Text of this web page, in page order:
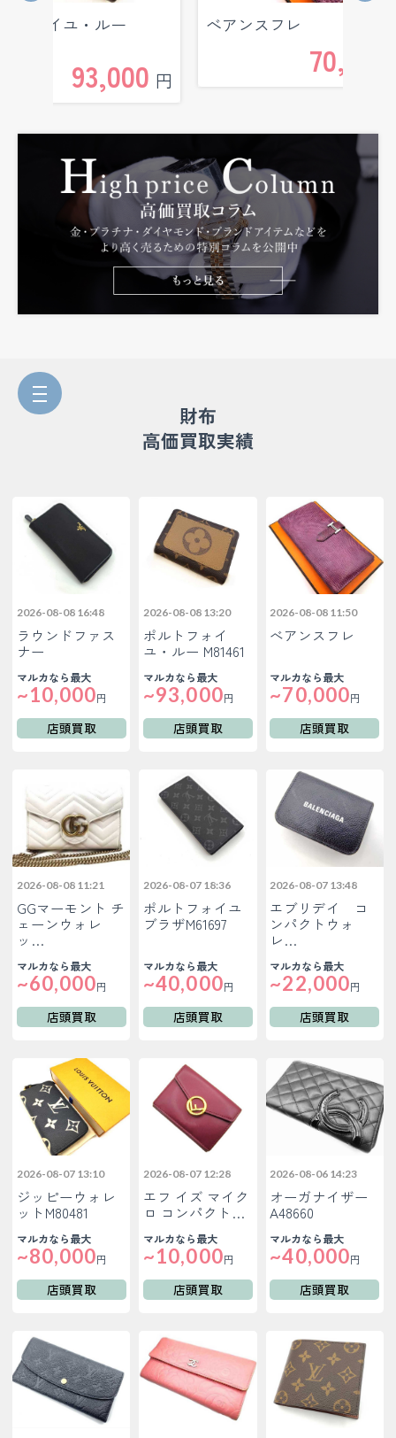
フォイユ・ルー
93,000 円
べアンスフレ
70,000
財布
高価買取実績
2026-08-08 16:48
ラウンドファス
ナー
マルカなら最大
~10,000円
店頭買取
2026-08-08 13:20
ポルトフォイ
ユ・ルー M81461
マルカなら最大
~93,000円
店頭買取
2026-08-08 11:50
べアンスフレ
マルカなら最大
~70,000円
店頭買取
2026-08-08 11:21
GGマーモント チ
ェーンウォレ
ッ…
マルカなら最大
~60,000円
店頭買取
2026-08-07 18:36
ポルトフォイユ
ブラザM61697
マルカなら最大
~40,000円
店頭買取
2026-08-07 13:48
エブリデイ コ
ンパクトウォ
レ…
マルカなら最大
~22,000円
店頭買取
2026-08-07 13:10
ジッピーウォレ
ットM80481
マルカなら最大
~80,000円
店頭買取
2026-08-07 12:28
エフ イズ マイク
ロ コンパクト…
マルカなら最大
~10,000円
店頭買取
2026-08-06 14:23
オーガナイザー
A48660
マルカなら最大
~40,000円
店頭買取